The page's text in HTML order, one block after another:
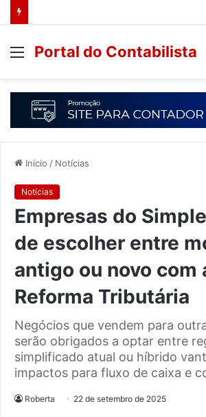
Portal do Contabilista
Início / Notícias
Notícias
Empresas do
de escolher entre
antigo ou novo com
Reforma Tributária
Negócios que vendem para
serão obrigados a optar entre
simplificado atual ou híbrido
impactos para fluxo de caixa e
Roberta 22 de setembro de 2025